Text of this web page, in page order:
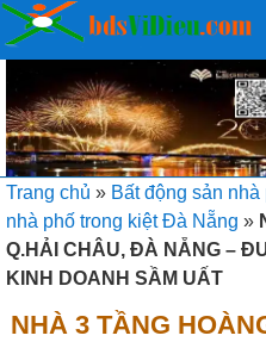
Trang chủ » Bất động sản
nhà phố trong kiệt Đà Nẵng »
Q.HẢI CHÂU, ĐÀ NẴNG –
KINH DOANH SẦM UẤT
NHÀ 3 TẦNG